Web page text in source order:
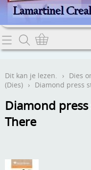
Home
Contact
Webwinkel
Verzend - en
Dit kan je lezen. › Dies
(Dies) › Diamond press
Diamond
There